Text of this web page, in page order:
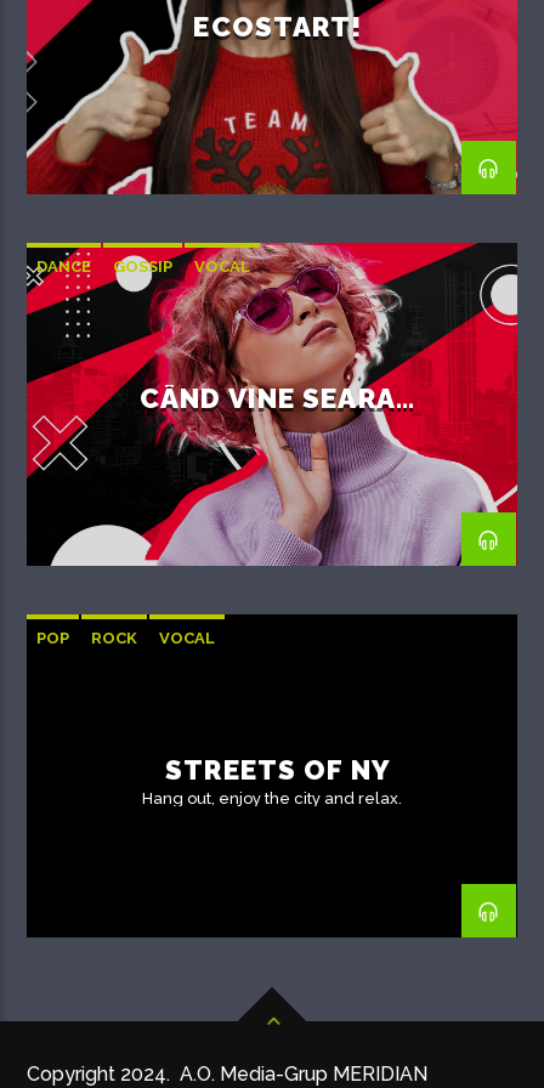
ECOSTART!
DANCE GOSSIP VOCAL
CÂND VINE SEARA…
POP ROCK VOCAL
STREETS OF NY
Hang out, enjoy the city and relax.
Copyright 2024. A.O. Media-Grup MERIDIAN